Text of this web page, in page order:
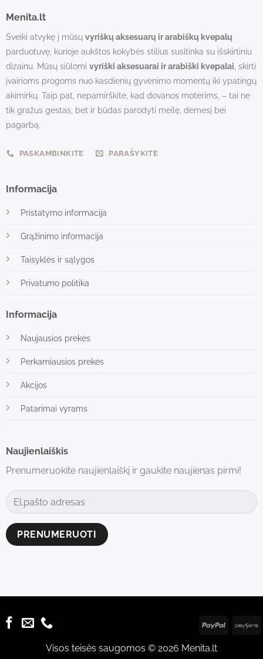
Menita.lt
Sveiki atvykę į mūsų vyriškų aksesuarų ir arabiškų kvepalų
parduotuvę, kurioje aukštos kokybės stilius susitinka su išskirtiniu
dizainu. Mūsų siūlomi vyriški aksesuarai ir arabiški kvepalai , skirti
įvairioms progoms nuo kasdienių gyvenimo momentų iki ypatingų
akimirkų. Taip pat, nepamirškite, kad dovanos moterims, – tai ne
tik gražus gestas, bet ir būdas parodyti meilę, dėmesį bei
pagarbą.
PASKAMBINKITE PARAŠYKITE
Informacija
Pristatymo informacija
Grąžinimo informacija
Taisyklės ir sąlygos
Privatumo politika
Informacija
Naujausios prekės
Perkamiausios prekės
Akcijos
Patarimai vyrams
Naujienlaiškis
Prenumeruokite naujienlaiškį ir gaukite naujienas pirmi!
Visos teisės saugomos © 2026 Menita.lt